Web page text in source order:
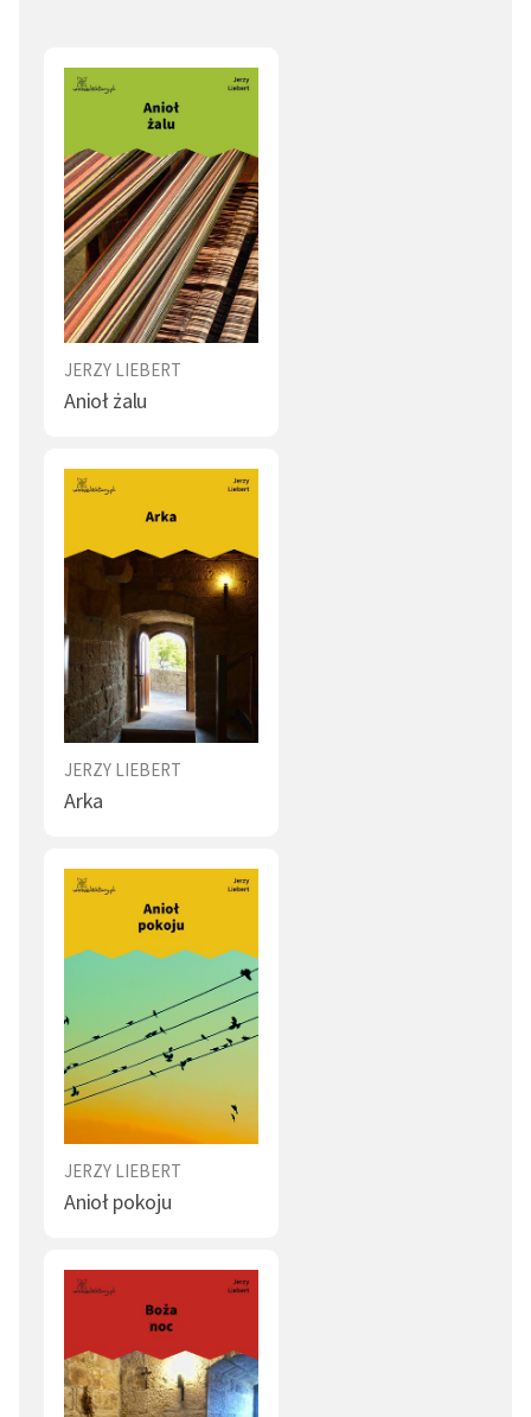
JERZY LIEBERT
Anioł żalu
JERZY LIEBERT
Arka
JERZY LIEBERT
Anioł pokoju